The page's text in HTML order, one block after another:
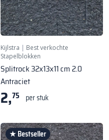
Kijlstra | Best verkochte
Stapelblokken
Splitrock 32x13x11 cm 2.0
Antraciet
2,75 per stuk
★ Bestseller